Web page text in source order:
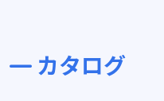
カタログ